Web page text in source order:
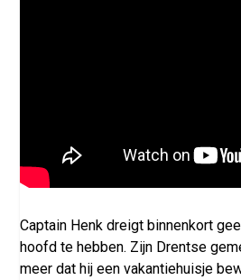
Captain Henk dreigt binnenkort
hoofd te hebben. Zijn Drentse
meer dat hij een vakantiehuisje